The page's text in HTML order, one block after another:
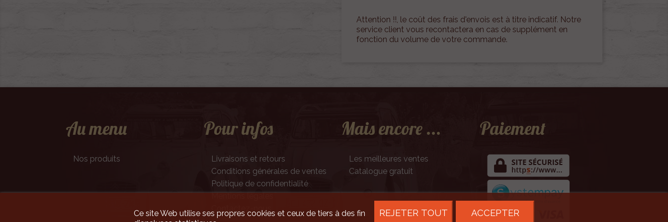
Attention !!, le coût des frais d'envois est à titre indicatif. Notre
service client vous recontactera en cas de supplément en
fonction du volume de votre commande.
Au menu
Nos produits
Pour infos
Livraisons et retours
Conditions générales de ventes
Politique de confidentialité
Contactez-nous
Mais encore ...
Les meilleures ventes
Catalogue gratuit
Paiement
Ce site Web utilise ses propres cookies et ceux de tiers à des fin
REJETER TOUT ACCEPTER